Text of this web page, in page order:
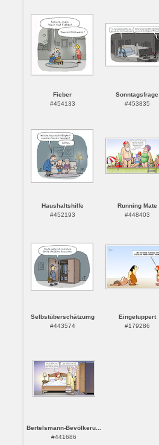
Fieber
#454133
Sonntagsfrage
#453835
Haushaltshilfe
#452193
Running Mate
#448403
Selbstüberschätzumg
#443574
Eingetuppert
#179286
Bertelsmann-Bevölkeru...
#441686